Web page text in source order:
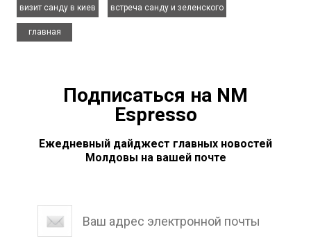
визит санду в киев
встреча санду и зеленского
главная
Подписаться на NM
Espresso
Ежедневный дайджест главных новостей
Молдовы на вашей почте